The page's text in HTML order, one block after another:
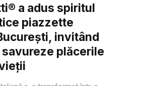
a adus spiritul
piazzette
invitând
plăcerile